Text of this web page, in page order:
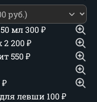
мл300₽
2 200₽
550₽
₽
левши 100₽